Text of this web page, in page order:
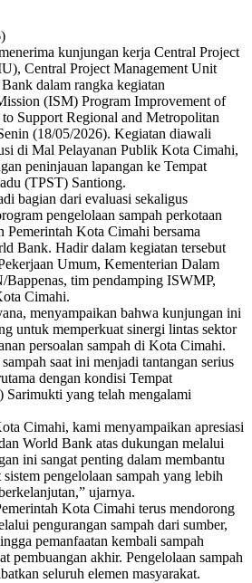
kunjungan kerja Central Project
Central Project Management Unit
dalam rangka kegiatan
(ISM) Program Improvement of
Support Regional and Metropolitan
(18/05/2026). Kegiatan diawali
di Mal Pelayanan Publik Kota Cimahi,
peninjauan lapangan ke Tempat
(TPST) Santiong.
bagian dari evaluasi sekaligus
pengelolaan sampah perkotaan
Pemerintah Kota Cimahi bersama
Bank. Hadir dalam kegiatan tersebut
Umum, Kementerian Dalam
tim pendamping ISWMP,
Cimahi.
menyampaikan bahwa kunjungan ini
untuk memperkuat sinergi lintas sektor
persoalan sampah di Kota Cimahi.
saat ini menjadi tantangan serius
dengan kondisi Tempat
yang telah mengalami
Cimahi, kami menyampaikan apresiasi
World Bank atas dukungan melalui
ini sangat penting dalam membantu
pengelolaan sampah yang lebih
ujarnya.
Kota Cimahi terus mendorong
pengurangan sampah dari sumber,
pemanfaatan kembali sampah
pembuangan akhir. Pengelolaan sampah
seluruh elemen masyarakat.